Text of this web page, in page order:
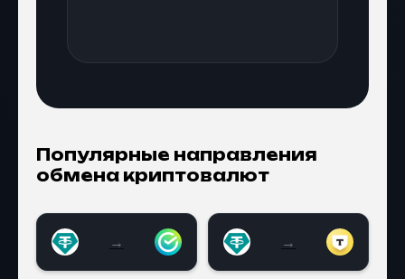
Популярные направления
обмена криптовалют
→
USDT на Сбербанк
→
USDT на Тинькофф